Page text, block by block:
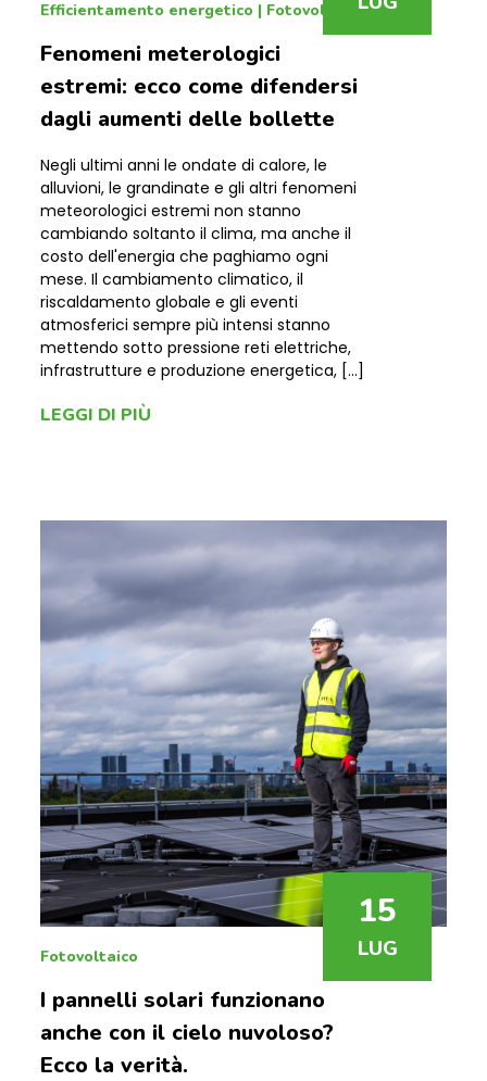
Efficientamento energetico | Fotovoltaico
Fenomeni meterologici
estremi: ecco come difendersi
dagli aumenti delle bollette
Negli ultimi anni le ondate di calore, le
alluvioni, le grandinate e gli altri fenomeni
meteorologici estremi non stanno
cambiando soltanto il clima, ma anche il
costo dell'energia che paghiamo ogni
mese. Il cambiamento climatico, il
riscaldamento globale e gli eventi
atmosferici sempre più intensi stanno
mettendo sotto pressione reti elettriche,
infrastrutture e produzione energetica, […]
LEGGI DI PIÙ
15
LUG
Fotovoltaico
I pannelli solari funzionano
anche con il cielo nuvoloso?
Ecco la verità.